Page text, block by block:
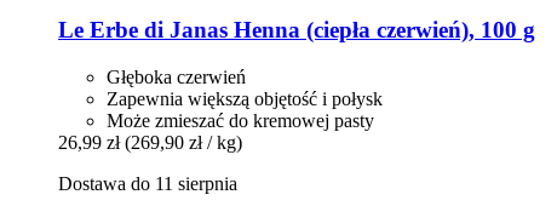
Le Erbe di Janas Henna (ciepła czerwień), 100 g
Głęboka czerwień
Zapewnia większą objętość i połysk
Może zmieszać do kremowej pasty
26,99 zł (269,90 zł / kg)
Dostawa do 11 sierpnia